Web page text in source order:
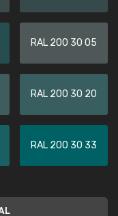
RAL 200 30 05
RAL 200 30 20
RAL 200 30 33